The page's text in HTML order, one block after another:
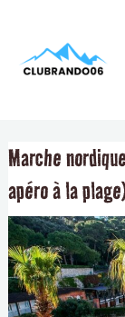
contenu
Marche
apéro à la
de
l’article